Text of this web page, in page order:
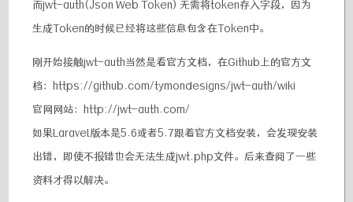
而jwt-auth(Json Web Token) 无需将token存入字段，因为
生成Token的时候已经将这些信息包含在Token中。
刚开始接触jwt-auth当然是看官方文档，在Github上的官方文
档：https://github.com/tymondesigns/jwt-auth/wiki
官网网站：http://jwt-auth.com/
如果Laravel版本是5.6或者5.7跟着官方文档安装，会发现安装
出错，即使不报错也会无法生成jwt.php文件。后来查阅了一些
资料才得以解决。